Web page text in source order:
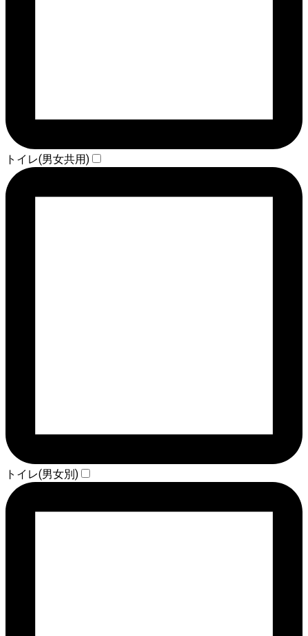
トイレ(男女共用)
トイレ(男女別)